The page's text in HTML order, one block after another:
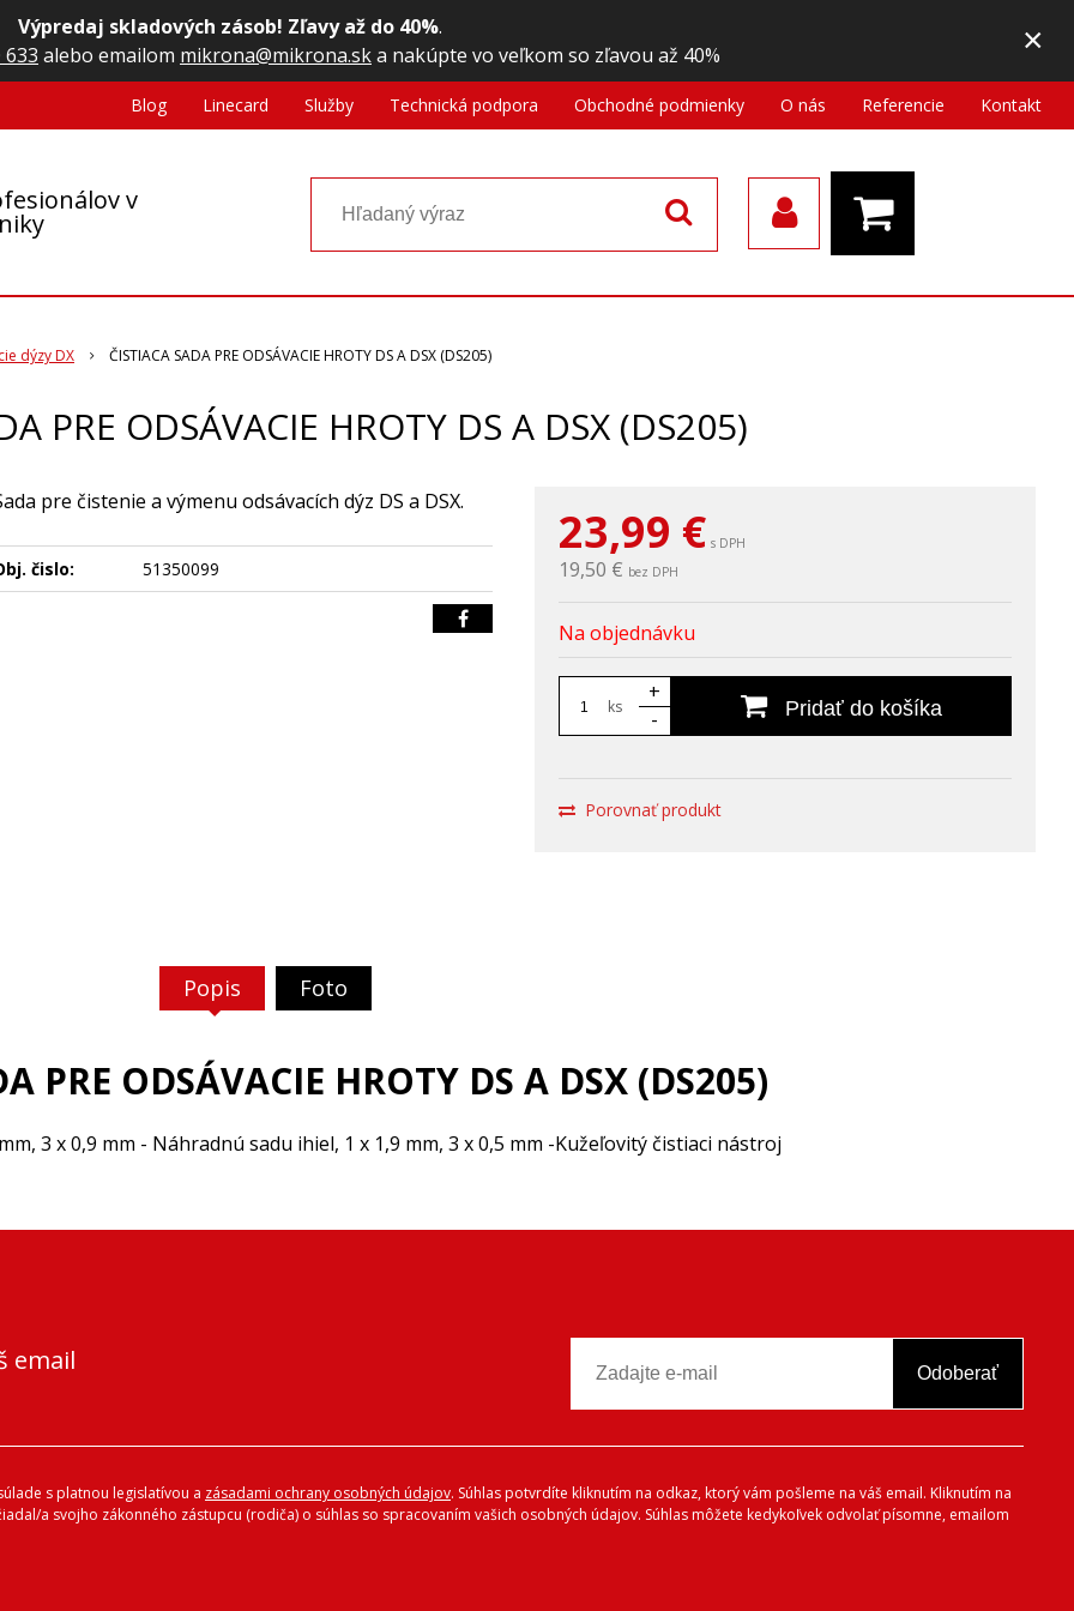
Výpredaj skladových zásob! Zľavy až do 40%.
633 alebo emailom mikrona@mikrona.ska nakúpte vo veľkom so zľavou až 40% ×
v
Blog Linecard Služby Technická podpora Obchodné podmienky O nás Referencie Kontakt
dýzy DX ČISTIACA SADA PRE ODSÁVACIE HROTY DS A DSX (DS205)
PRE ODSÁVACIE HROTY DS A DSX (DS205)
23,99 € s DPH
19,50 € bez DPH
Na objednávku
ks
+
-
Pridať do košíka
Porovnať produkt
pre čistenie a výmenu odsávacích dýz DS a DSX.
čislo: 51350099
Popis Foto
PRE ODSÁVACIE HROTY DS A DSX (DS205)
3 x 0,9 mm - Náhradnú sadu ihiel, 1 x 1,9 mm, 3 x 0,5 mm -Kužeľovitý čistiaci nástroj
email Odoberať
s platnou legislatívou a zásadami ochrany osobných údajov. Súhlas potvrdíte kliknutím na odkaz, ktorý vám pošleme na váš email. Kliknutím na
a svojho zákonného zástupcu (rodiča) o súhlas so spracovaním vašich osobných údajov. Súhlas môžete kedykoľvek odvolať písomne, emailom